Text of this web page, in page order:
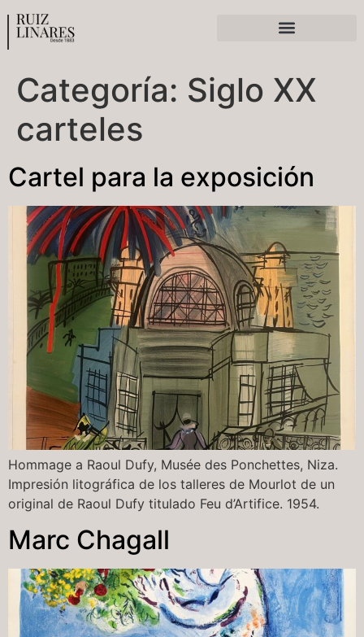
Categoría: Siglo XX
carteles
Cartel para la exposición
Hommage a Raoul Dufy, Musée des Ponchettes, Niza.
Impresión litográfica de los talleres de Mourlot de un
original de Raoul Dufy titulado Feu d’Artifice. 1954.
Marc Chagall